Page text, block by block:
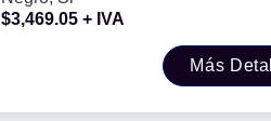
$3,469.05 + IVA
Más